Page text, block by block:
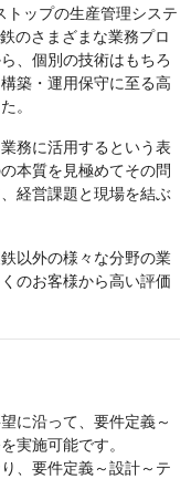
ップの生産管理システ
のさまざまな業務プロ
、個別の技術はもちろ
築・運用保守に至る高
。
務に活用するという表
本質を見極めてその問
経営課題と現場を結ぶ
以外の様々な分野の業
のお客様から高い評価
に沿って、要件定義～
実施可能です。
、要件定義～設計～テ